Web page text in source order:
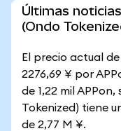
Últimas
(Ondo
El precio actual
2276,69 ¥ por
de 1,22 mil
Tokenized) tiene
de 2,77 M ¥.